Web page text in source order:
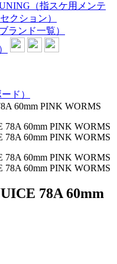
（指スケ用メンテ
クション）
ブランド一覧）
ド）
60mm PINK WORMS
78A 60mm